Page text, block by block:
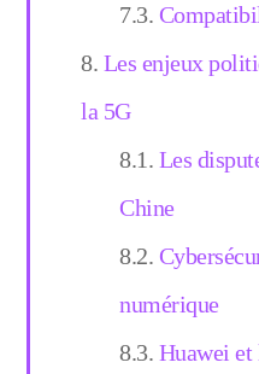
Les enjeux
la 5G
Les
Chine
numérique
Huawei